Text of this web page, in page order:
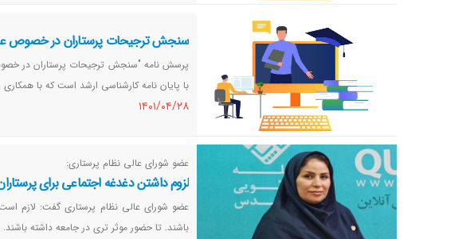
سنجش ترجیحات پرستاران در خصوص عرضه
پرسش نامه "سنجش ترجیحات پرستاران در خصوص
با پایان نامه کارشناسی ارشد است که با
١٤٠١/٠٤/٢٨
عضو شورای عالی نظام پرستاری:
لزوم داشتن دغدغه اجتماعی برای
عضو شورای عالی نظام پرستاری گفت: لازم است
باشند. تا حضور موثر تری در جامعه داشته باشند.